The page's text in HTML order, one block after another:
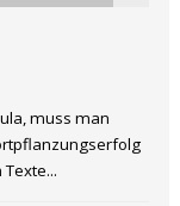
muss man